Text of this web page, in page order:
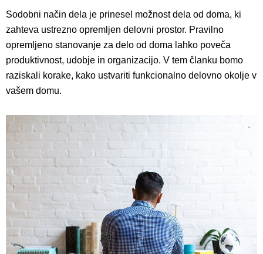
Sodobni način dela je prinesel možnost dela od doma, ki
zahteva ustrezno opremljen delovni prostor. Pravilno
opremljeno stanovanje za delo od doma lahko poveča
produktivnost, udobje in organizacijo. V tem članku bomo
raziskali korake, kako ustvariti funkcionalno delovno okolje v
vašem domu.